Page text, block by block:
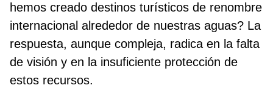
hemos creado destinos turísticos de renombre
internacional alrededor de nuestras aguas? La
respuesta, aunque compleja, radica en la falta
de visión y en la insuficiente protección de
estos recursos.